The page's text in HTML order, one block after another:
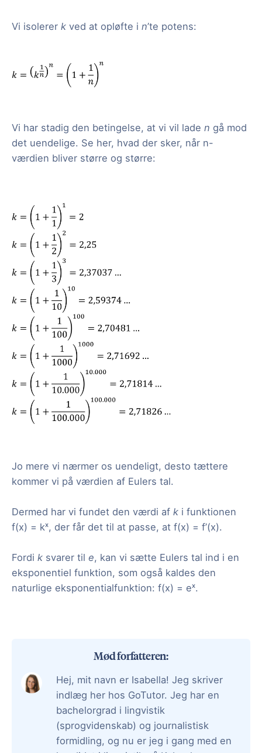
Vi isolerer k ved at opløfte i n’te potens:
Vi har stadig den betingelse, at vi vil lade n gå mod
det uendelige. Se her, hvad der sker, når n-
værdien bliver større og større:
Jo mere vi nærmer os uendeligt, desto tættere
kommer vi på værdien af Eulers tal.
Dermed har vi fundet den værdi af k i funktionen
f(x) = kˣ, der får det til at passe, at f(x) = f’(x).
Fordi k svarer til e, kan vi sætte Eulers tal ind i en
eksponentiel funktion, som også kaldes den
naturlige eksponentialfunktion: f(x) = eˣ.
Mød forfatteren:
Hej, mit navn er Isabella! Jeg skriver
indlæg her hos GoTutor. Jeg har en
bachelorgrad i lingvistik
(sprogvidenskab) og journalistisk
formidling, og nu er jeg i gang med en